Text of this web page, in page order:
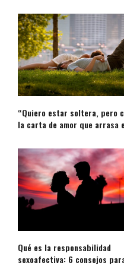
“Quiero estar soltera, pero
la carta de amor que arrasa
Qué es la responsabilidad
sexoafectiva: 6 consejos